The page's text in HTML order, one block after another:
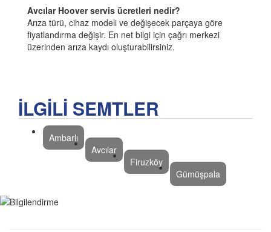
Avcılar Hoover servis ücretleri nedir?
Arıza türü, cihaz modeli ve değişecek parçaya göre
fiyatlandırma değişir. En net bilgi için çağrı merkezi
üzerinden arıza kaydı oluşturabilirsiniz.
İLGİLİ SEMTLER
Ambarlı
Avcılar
Firuzköy
Gümüşpala